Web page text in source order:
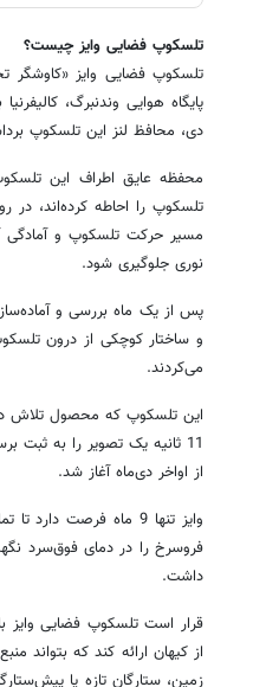
تلسکوپ فضایی وایز چیست؟
دی، محافظ لنز این تلسکوپ
محفظه عایق اطراف این
تلسکوپ را احاطه کرده‌اند، در
مسیر حرکت تلسکوپ و آمادگی
نوری جلوگیری شود.
پس از یک ماه بررسی و
و ساختار کوچکی از درون
می‌کردند.
این تلسکوپ که محصول تلاش
11 ثانیه یک تصویر را به
از اواخر دی‌ماه آغاز شد.
وایز تنها 9 ماه فرصت
فروسرخ را در دمای فوق‌سرد
داشت.
قرار است تلسکوپ فضایی وایز
از کیهان ارائه کند که
زمین، ستارگان تازه یا